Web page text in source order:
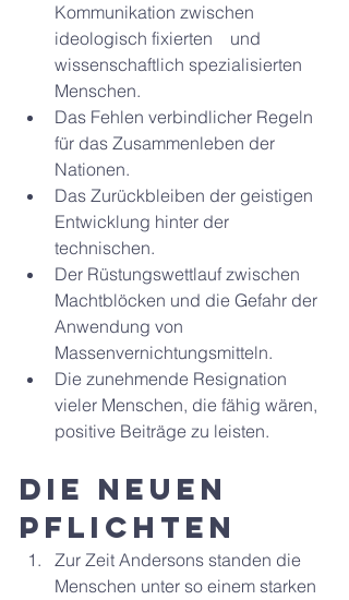
Kommunikation zwischen
ideologisch fixierten    und
wissenschaftlich spezialisierten
Menschen.
Das Fehlen verbindlicher Regeln
für das Zusammenleben der
Nationen.
Das Zurückbleiben der geistigen
Entwicklung hinter der
technischen.
Der Rüstungswettlauf zwischen
Machtblöcken und die Gefahr der
Anwendung von
Massenvernichtungsmitteln.
Die zunehmende Resignation
vieler Menschen, die fähig wären,
positive Beiträge zu leisten.
Die neuen
Pflichten
Zur Zeit Andersons standen die
Menschen unter so einem starken